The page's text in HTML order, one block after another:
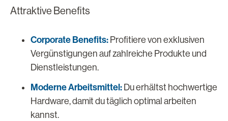
Attraktive Benefits
Corporate Benefits: Profitiere von exklusiven
Vergünstigungen auf zahlreiche Produkte und
Dienstleistungen.
Moderne Arbeitsmittel: Du erhältst hochwertige
Hardware, damit du täglich optimal arbeiten
kannst.